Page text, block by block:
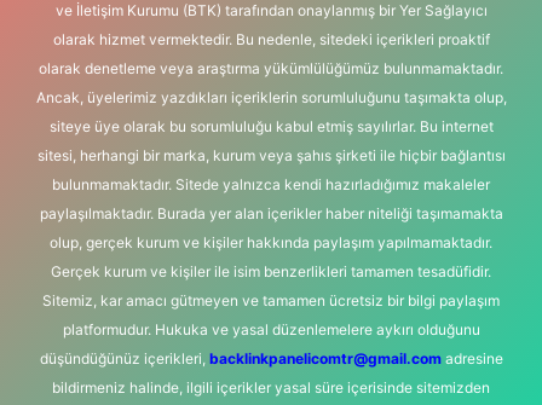
ve İletişim Kurumu (BTK) tarafından onaylanmış bir Yer Sağlayıcı
olarak hizmet vermektedir. Bu nedenle, sitedeki içerikleri proaktif
olarak denetleme veya araştırma yükümlülüğümüz bulunmamaktadır.
Ancak, üyelerimiz yazdıkları içeriklerin sorumluluğunu taşımakta olup,
siteye üye olarak bu sorumluluğu kabul etmiş sayılırlar. Bu internet
sitesi, herhangi bir marka, kurum veya şahıs şirketi ile hiçbir bağlantısı
bulunmamaktadır. Sitede yalnızca kendi hazırladığımız makaleler
paylaşılmaktadır. Burada yer alan içerikler haber niteliği taşımamakta
olup, gerçek kurum ve kişiler hakkında paylaşım yapılmamaktadır.
Gerçek kurum ve kişiler ile isim benzerlikleri tamamen tesadüfidir.
Sitemiz, kar amacı gütmeyen ve tamamen ücretsiz bir bilgi paylaşım
platformudur. Hukuka ve yasal düzenlemelere aykırı olduğunu
düşündüğünüz içerikleri, backlinkpanelicomtr@gmail.comadresine
bildirmeniz halinde, ilgili içerikler yasal süre içerisinde sitemizden